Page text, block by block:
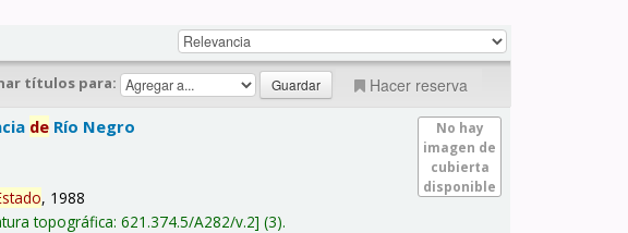
títulos para: Hacer reserva
No hay
imagen de
cubierta
disponible
de Río Negro
, 1988
topográfica:621.374.5/A282/v.2 (3).